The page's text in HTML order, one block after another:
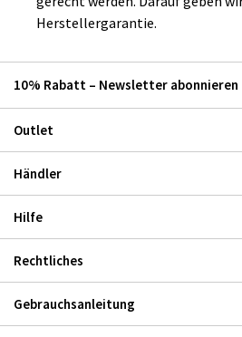
Herstellergarantie.
10% Rabatt – Newsletter abonnieren
Outlet
Händler
Hilfe
Rechtliches
Gebrauchsanleitung